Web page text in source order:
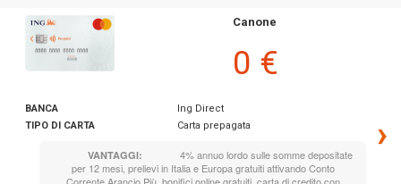
BANCA
Ing Direct
TIPO DI CARTA
Carta prepagata
VANTAGGI:
4% annuo lordo sulle somme depositate
per 12 mesi, prelievi in Italia e Europa gratuiti attivando Conto
Canone
0 €
›